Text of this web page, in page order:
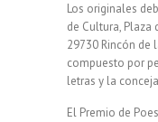
Los originales
de Cultura, Plaza
29730 Rincón de
compuesto por
letras y la
El Premio de